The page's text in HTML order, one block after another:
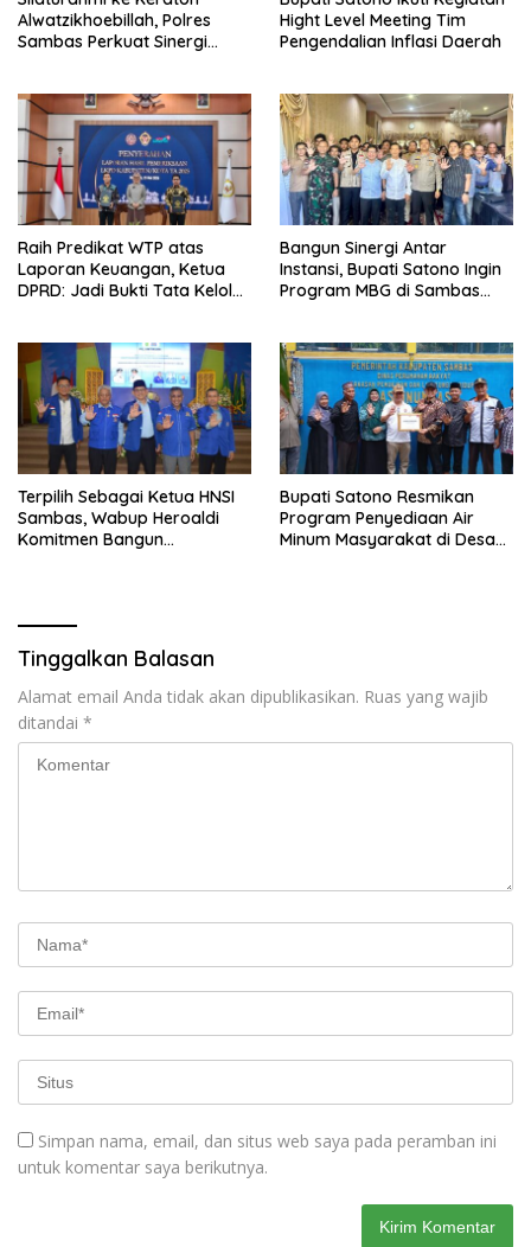
Alwatzikhoebillah, Polres
Sambas Perkuat Sinergi
Hight Level Meeting Tim
Pengendalian Inflasi Daerah
Raih Predikat WTP atas
Laporan Keuangan, Ketua
DPRD: Jadi Bukti Tata Kelola
Bangun Sinergi Antar
Instansi, Bupati Satono Ingin
Program MBG di Sambas
Terpilih Sebagai Ketua HNSI
Sambas, Wabup Heroaldi
Komitmen Bangun
Bupati Satono Resmikan
Program Penyediaan Air
Minum Masyarakat di Desa
Tinggalkan Balasan
Alamat email Anda tidak akan dipublikasikan. Ruas yang wajib
ditandai *
Simpan nama, email, dan situs web saya pada peramban ini
untuk komentar saya berikutnya.